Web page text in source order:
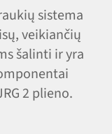
sistema
veikiančių
šalinti ir yra
2 plieno.